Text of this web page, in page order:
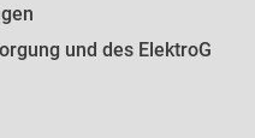
und des ElektroG